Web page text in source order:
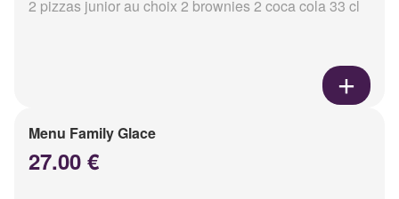
2 pizzas junior au choix 2 brownies 2 coca cola 33 cl
Menu Family Glace
27.00 €